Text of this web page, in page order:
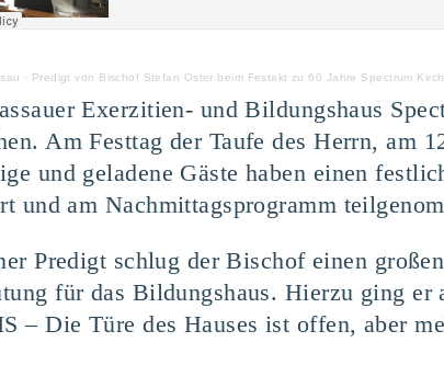
· Predigt von Bischof Stefan Oster beim Festakt zu 60 Jahre Spectrum
Exerzitien- und Bildungshaus
Am Festtag der Taufe des Herrn, am
und geladene Gäste haben einen
und am Nachmittagsprogramm
Predigt schlug der Bischof einen
für das Bildungshaus. Hierzu ging
– Die Türe des Hauses ist offen, aber